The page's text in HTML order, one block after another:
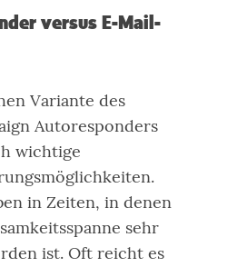
versus E-Mail-
Variante des
Autoresponders
wichtige
in Zeiten, in denen
sehr
ist. Oft reicht es